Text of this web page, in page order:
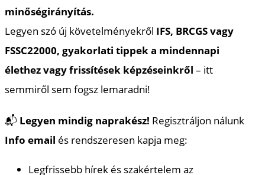
minőségirányítás.
Legyen szó új követelményekről IFS, BRCGS vagy
FSSC22000, gyakorlati tippek a mindennapi
élethez vagy frissítések képzéseinkről – itt
semmiről sem fogsz lemaradni!
📬 Legyen mindig naprakész! Regisztráljon nálunk
Info email és rendszeresen kapja meg:
Legfrissebb hírek és szakértelem az